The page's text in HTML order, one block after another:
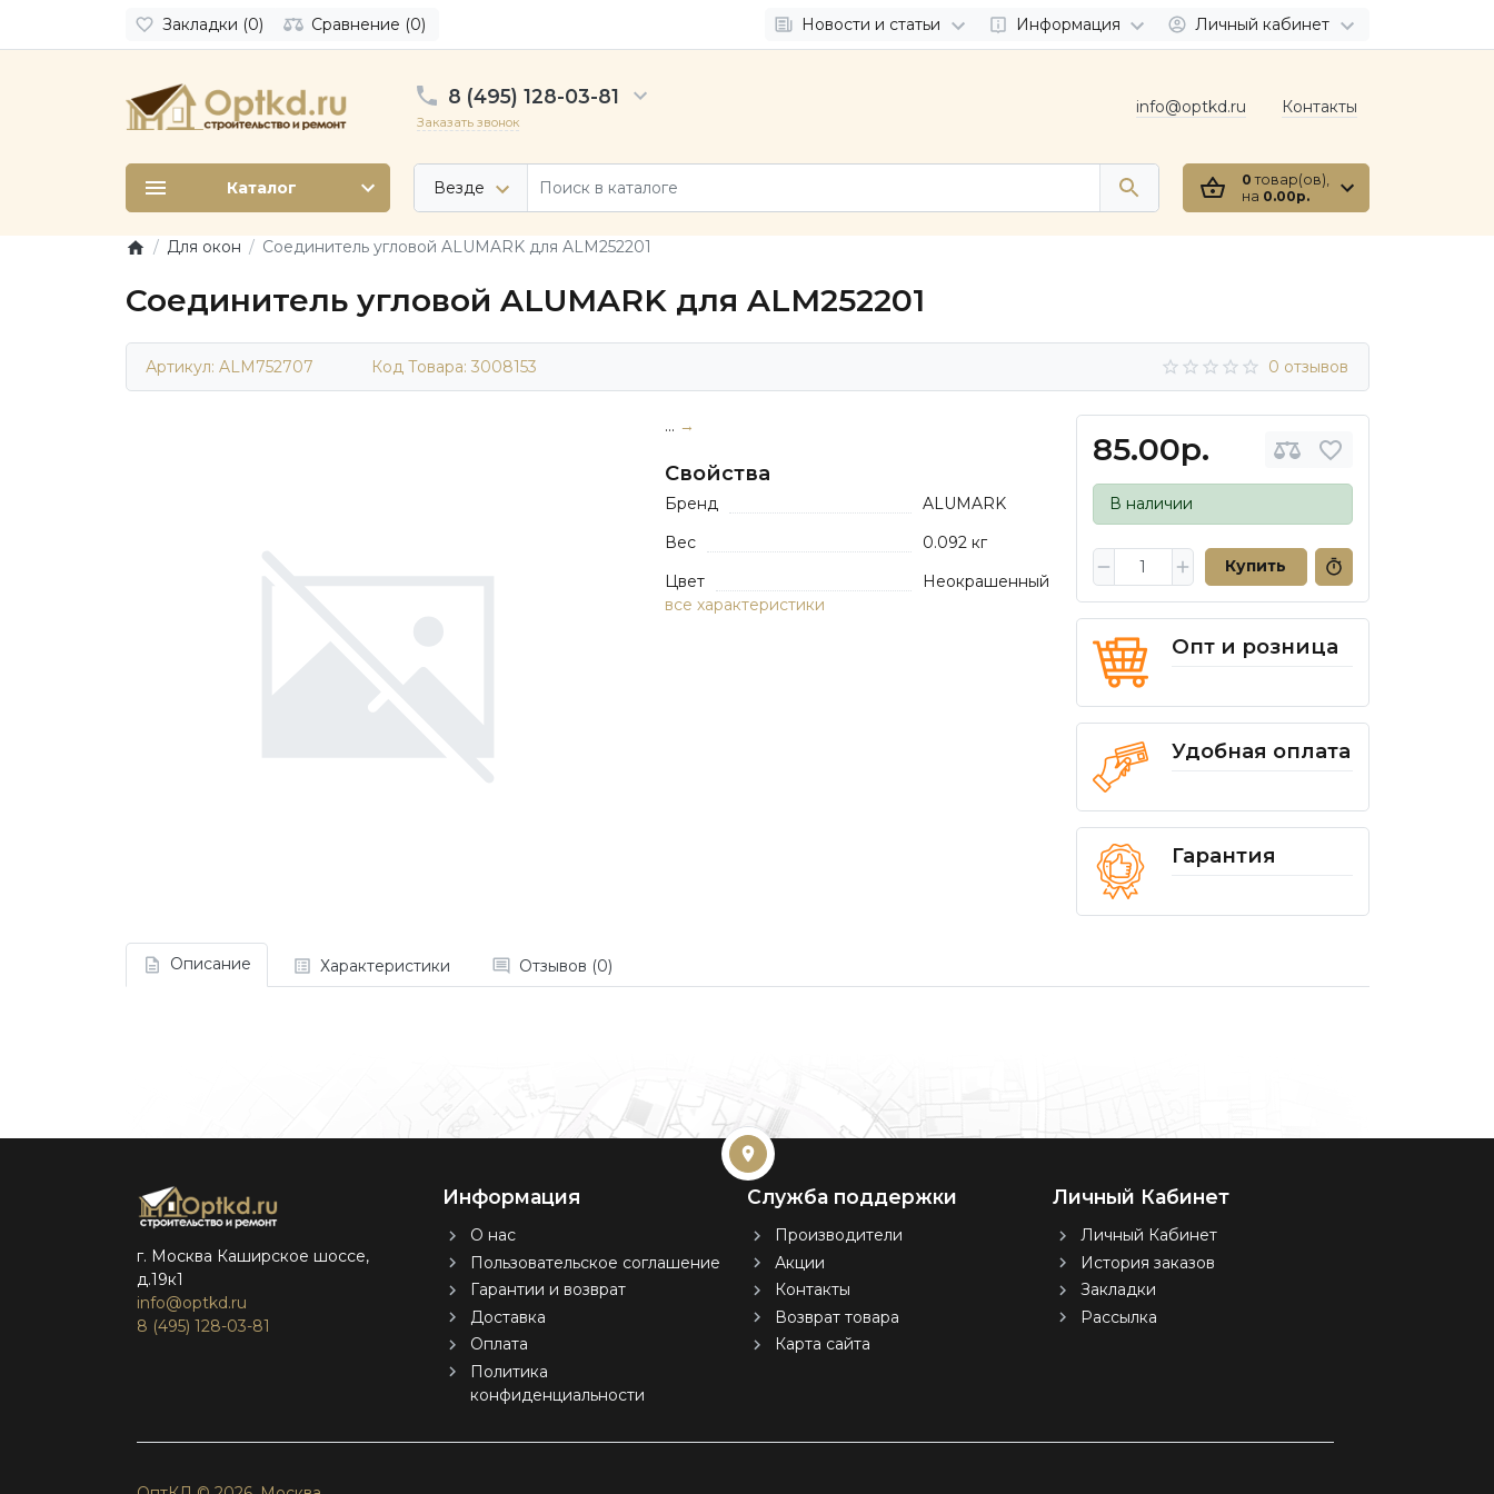
Закладки (0) Сравнение (0) Новости и статьи Информация Личный кабинет
8 (495) 128-03-81
Заказать звонок
Везде
info@optkd.ru Контакты
0 товар(ов),
на 0.00р.
Каталог
Для окон Соединитель угловой ALUMARK для ALM252201
Соединитель угловой ALUMARK для ALM252201
Артикул: ALM752707 Код Товара: 3008153 0 отзывов
85.00р.
В наличии
Купить
Опт и розница
Удобная оплата
Гарантия
... →
Свойства
Бренд
ALUMARK
Вес
0.092 кг
Цвет
Неокрашенный
все характеристики
Описание Характеристики Отзывов (0)
г. Москва Каширское шоссе,
д.19к1
info@optkd.ru
8 (495) 128-03-81
Информация
О нас
Пользовательское соглашение
Гарантии и возврат
Доставка
Оплата
Политика
конфиденциальности
Служба поддержки
Производители
Акции
Контакты
Возврат товара
Карта сайта
Личный Кабинет
Личный Кабинет
История заказов
Закладки
Рассылка